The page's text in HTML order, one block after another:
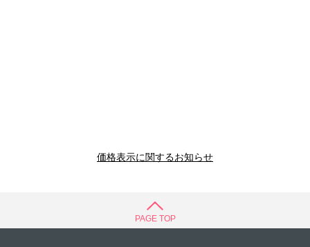
価格表示に関するお知らせ
PAGE TOP